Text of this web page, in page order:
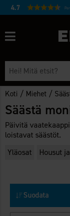
4.7
Koti / Miehet /
Säästä
Päivitä
loistavat säästöt.
Yläosat
Housut
Suodata